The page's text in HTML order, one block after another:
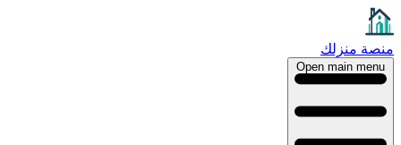
منصة منزلك
Open main menu